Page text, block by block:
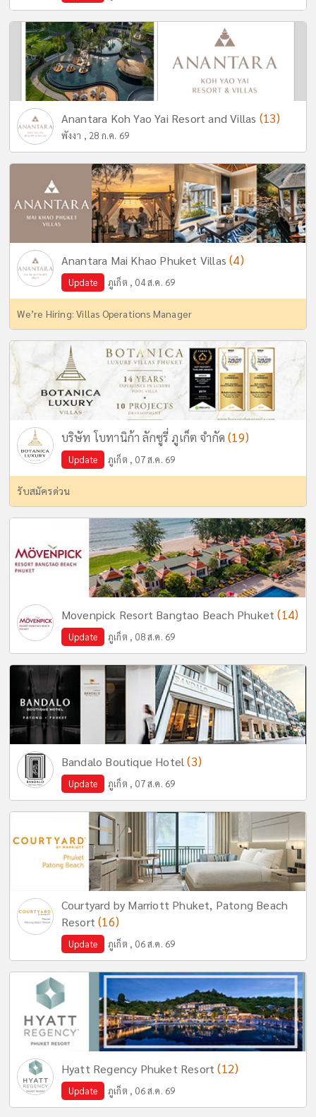
Anantara Koh Yao Yai Resort and Villas (13)
พังงา , 28 ก.ค. 69
Anantara Mai Khao Phuket Villas(4)
Update ภูเก็ต , 04 ส.ค. 69
We’re Hiring: Villas Operations Manager
บริษัท โบทานิก้า ลักซูรี่ ภูเก็ต จำกัด(19)
Update ภูเก็ต , 07 ส.ค. 69
รับสมัครด่วน
Movenpick Resort Bangtao Beach Phuket(14)
Update ภูเก็ต , 08 ส.ค. 69
Bandalo Boutique Hotel(3)
Update ภูเก็ต , 07 ส.ค. 69
Courtyard by Marriott Phuket, Patong Beach
Resort(16)
Update ภูเก็ต , 06 ส.ค. 69
Hyatt Regency Phuket Resort(12)
Update ภูเก็ต , 06 ส.ค. 69